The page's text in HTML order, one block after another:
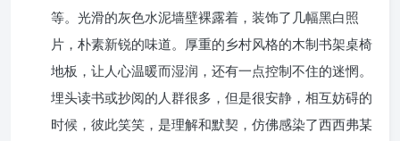
等。光滑的灰色水泥墙壁裸露着，装饰了几幅黑白照
片，朴素新锐的味道。厚重的乡村风格的木制书架桌椅
地板，让人心温暖而湿润，还有一点控制不住的迷惘。
埋头读书或抄阅的人群很多，但是很安静，相互妨碍的
时候，彼此笑笑，是理解和默契，仿佛感染了西西弗某